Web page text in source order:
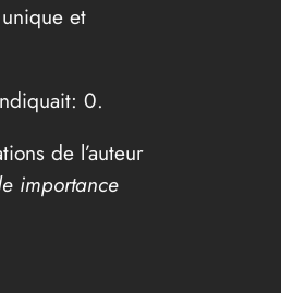
et
0.
de l’auteur
importance